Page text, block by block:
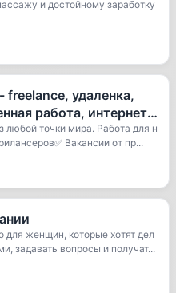
и достойному заработку
freelance, удаленка,
работа, интернет
поиск пе
любой точки мира. Работа для н
Вакансии от пр...
для женщин, которые хотят дел
задавать вопросы и получат...